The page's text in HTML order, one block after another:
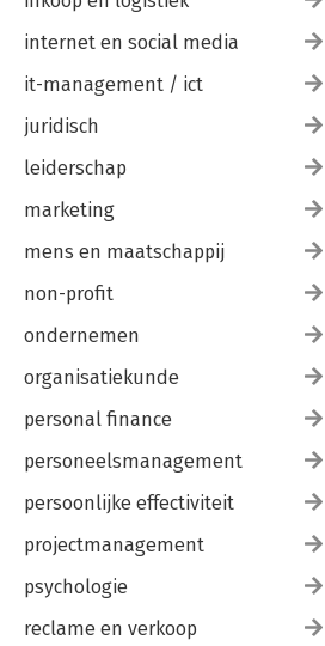
internet en social media
it-management / ict
juridisch
leiderschap
marketing
mens en maatschappij
non-profit
ondernemen
organisatiekunde
personal finance
personeelsmanagement
persoonlijke effectiviteit
projectmanagement
psychologie
reclame en verkoop